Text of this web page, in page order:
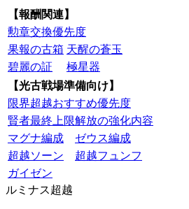
【報酬関連】
勲章交換優先度
果報の古箱 天醒の蒼玉
碧麗の証
極星器
【光古戦場準備向け】
限界超越おすすめ優先度
賢者最終上限解放の強化内容
マグナ編成
ゼウス編成
超越ソーン
超越フュンフ
ガイゼン
ルミナス超越